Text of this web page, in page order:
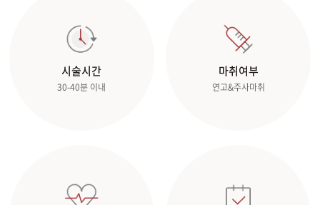
관악서울대입구점
광주상무점시술시간
30-40분 이내
마취여부
연고&주사마취